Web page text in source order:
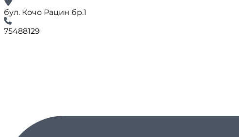
бул. Кочо Рацин бр.1
75488129